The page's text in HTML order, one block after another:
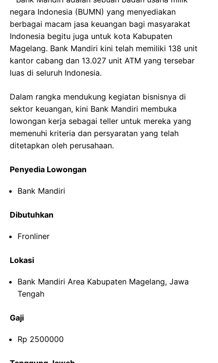
negara Indonesia (BUMN) yang menyediakan
berbagai macam jasa keuangan bagi masyarakat
Indonesia begitu juga untuk kota Kabupaten
Magelang. Bank Mandiri kini telah memiliki 138 unit
kantor cabang dan 13.027 unit ATM yang tersebar
luas di seluruh Indonesia.
Dalam rangka mendukung kegiatan bisnisnya di
sektor keuangan, kini Bank Mandiri membuka
lowongan kerja sebagai teller untuk mereka yang
memenuhi kriteria dan persyaratan yang telah
ditetapkan oleh perusahaan.
Penyedia Lowongan
Bank Mandiri
Dibutuhkan
Fronliner
Lokasi
Bank Mandiri Area Kabupaten Magelang, Jawa
Tengah
Gaji
Rp 2500000